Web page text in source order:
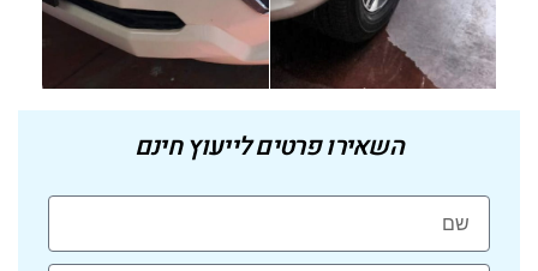
השאירו פרטים לייעוץ חינם